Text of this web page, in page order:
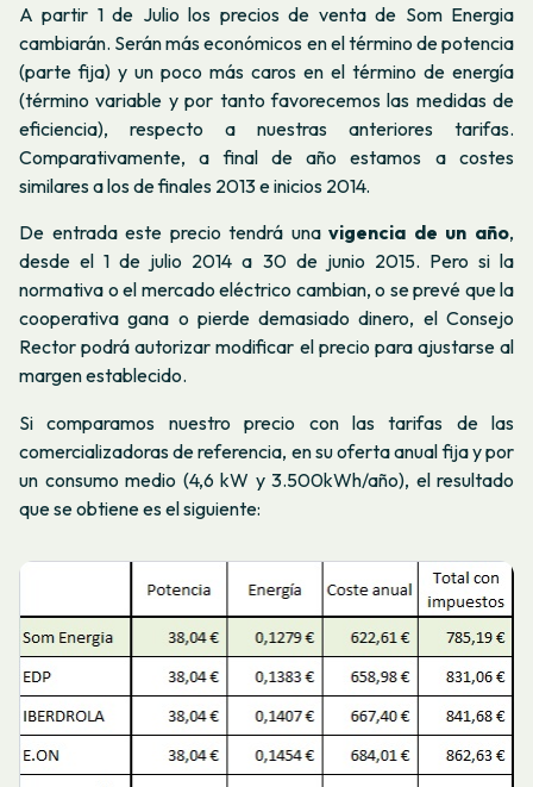
A partir 1 de Julio los precios de venta de Som Energia
cambiarán. Serán más económicos en el término de potencia
(parte fija) y un poco más caros en el término de energía
(término variable y por tanto favorecemos las medidas de
eficiencia), respecto a nuestras anteriores tarifas.
Comparativamente, a final de año estamos a costes
similares a los de finales 2013 e inicios 2014.
De entrada este precio tendrá unavigencia de un año,
desde el 1 de julio 2014 a 30 de junio 2015. Pero si la
normativa o el mercado eléctrico cambian, o se prevé que la
cooperativa gana o pierde demasiado dinero, el Consejo
Rector podrá autorizar modificar el precio para ajustarse al
margen establecido.
Si comparamos nuestro precio con las tarifas de las
comercializadoras de referencia, en su oferta anual fija y por
un consumo medio (4,6 kW y 3.500kWh/año), el resultado
que se obtiene es el siguiente: